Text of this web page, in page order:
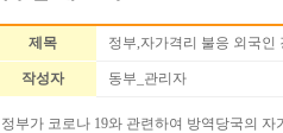
제목 정부,자가격리 불응 외국인
작성자 동부_관리자
정부가 코로나 19와 관련하여 방역당국의 자